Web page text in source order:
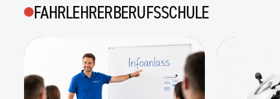
FAHRLEHRERBERUFSSCHULE